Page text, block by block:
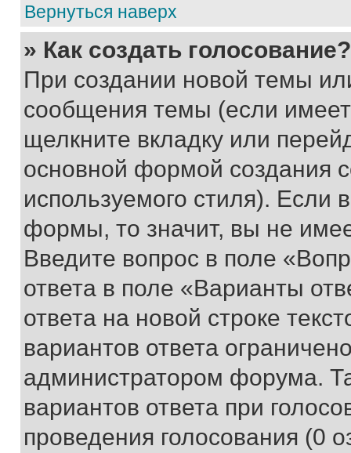
Вернуться наверх
» Как создать голосование?
При создании новой темы
сообщения темы (если
щелкните вкладку или
основной формой создания
используемого стиля). Если
формы, то значит, вы не
Введите вопрос в поле
ответа в поле «Варианты
ответа на новой строке
вариантов ответа
администратором форума.
вариантов ответа при
проведения голосования (0